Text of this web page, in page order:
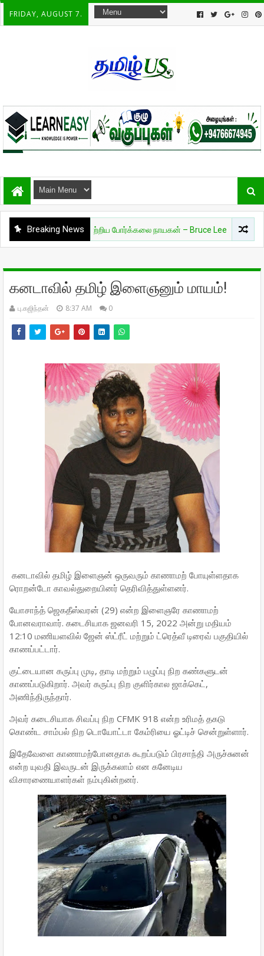
FRIDAY, AUGUST 7.
Breaking News
🔥 உலகை மாற்றிய போர்க்கலை நாயகன் – Bruce Lee 🔥
கனடாவில் தமிழ் இளைஞனும் மாயம்!
பு.கஜிந்தன் 8:37 AM 0
கனடாவில் தமிழ் இளைஞன் ஒருவரும் காணாமற் போயுள்ளதாக
ரொறன்டோ காவல்துறையினர் தெரிவித்துள்ளனர்.
யோசாந்த் ஜெகதீஸ்வரன் (29) என்ற இளைஞரே காணாமற்
போனவராவார். கடைசியாக ஜனவரி 15, 2022 அன்று மதியம்
12:10 மணியளவில் ஜேன் ஸ்ட்ரீட் மற்றும் ட்ரெத்வீ டிரைவ் பகுதியில்
காணப்பட்டார்.
குட்டையான கருப்பு முடி, தாடி மற்றும் பழுப்பு நிற கண்களுடன்
காணப்படுகிறார். அவர் கருப்பு நிற குளிர்கால ஜாக்கெட்,
அணிந்திருந்தார்.
அவர் கடைசியாக சிவப்பு நிற CFMK 918 என்ற உரிமத் தகடு
கொண்ட சாம்பல் நிற டொயோட்டா கேம்ரியை ஓட்டிச் சென்றுள்ளார்.
இதேவேளை காணாமற்போனதாக கூறப்படும் பிரசாந்தி அருச்சுனன்
என்ற யுவதி இவருடன் இருக்கலாம் என கனேடிய
விசாரணையாளர்கள் நம்புகின்றனர்.